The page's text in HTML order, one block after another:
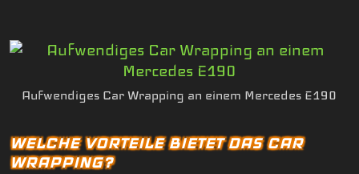
WELCHE VORTEILE BIETET DAS CAR
WRAPPING?
Aufwendiges Car Wrapping an einem Mercedes E190